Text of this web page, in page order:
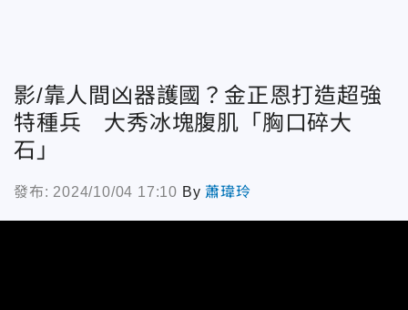
影/靠人間凶器護國？金正恩打造超強
特種兵 大秀冰塊腹肌「胸口碎大
石」
發布: 2024/10/04 17:10 By 蕭瑋玲